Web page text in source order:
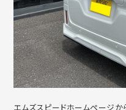
エムズスピードホームページ